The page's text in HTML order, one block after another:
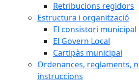
Retribucions regidors
Estructura i organització
El consistori municipal
El Govern Local
Cartipàs municipal
Ordenances, reglaments,
instruccions